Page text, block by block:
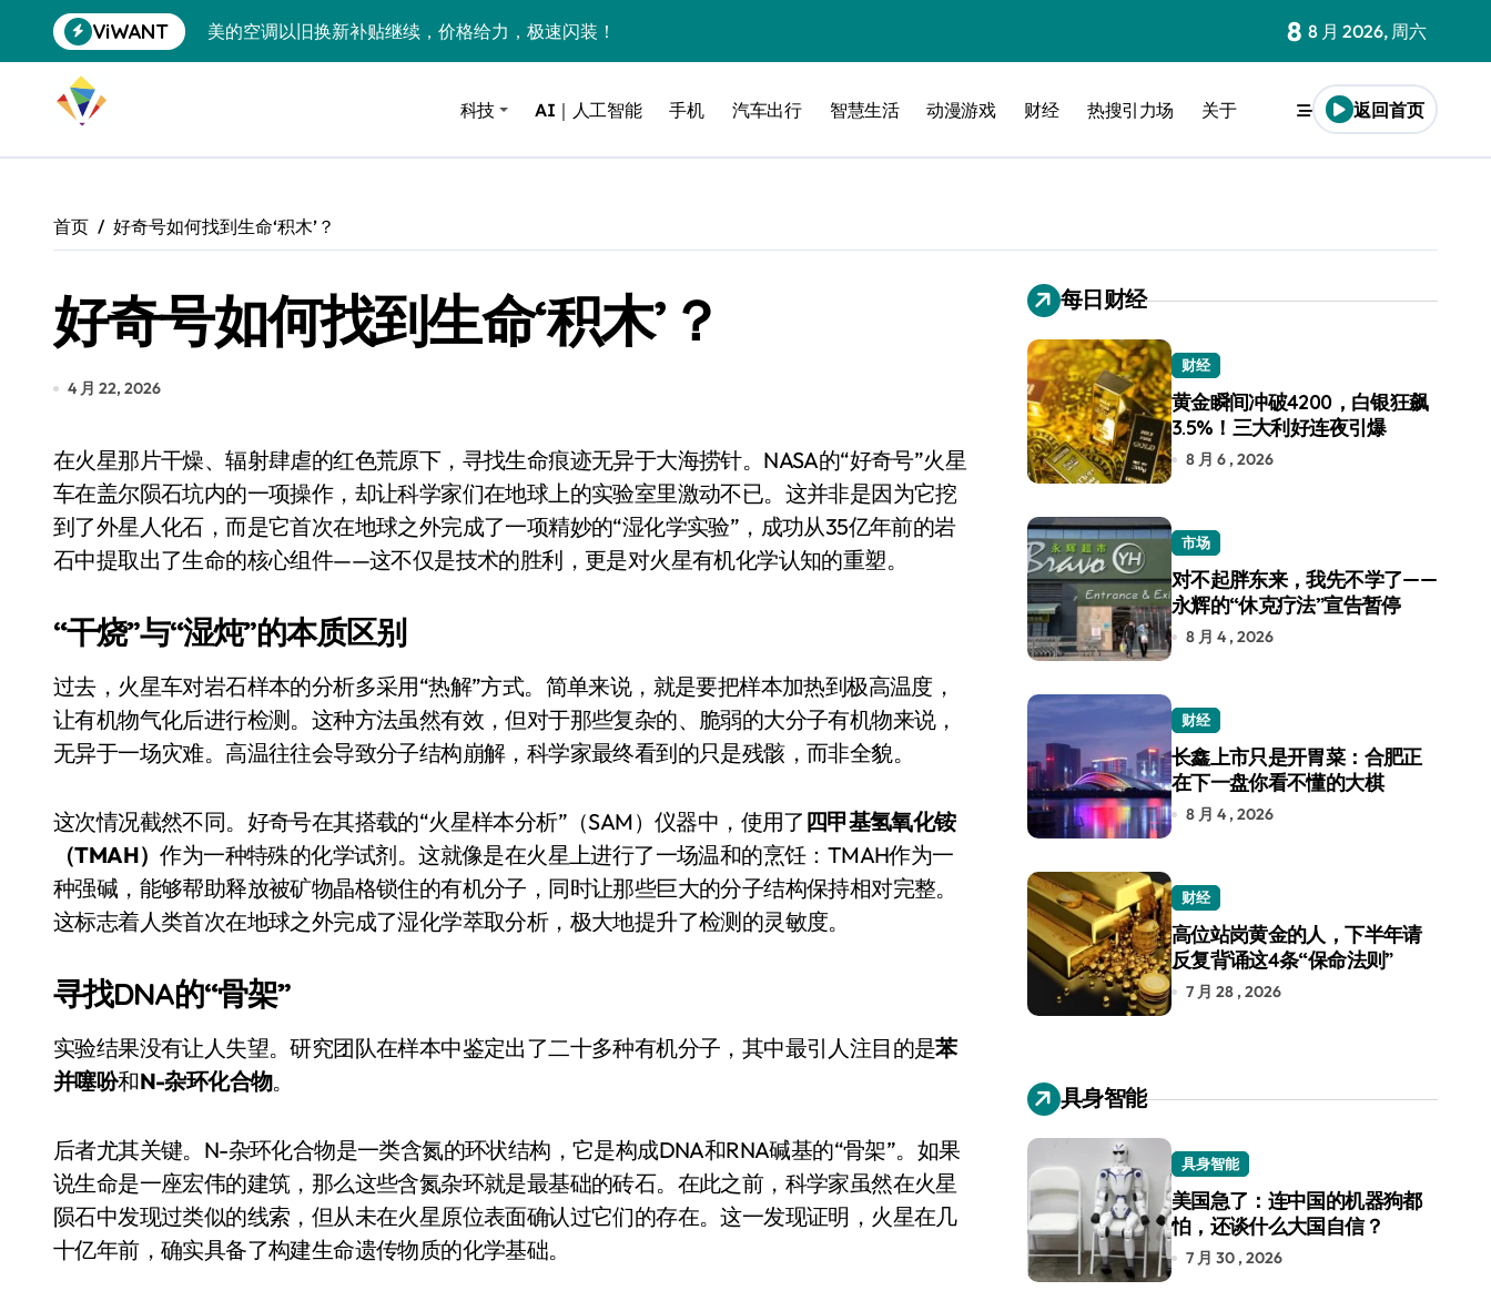
到
ViWANT
美的空调以旧换新补贴继续，价格给力，极速闪装！
黄金瞬间冲破4200，白银狂飙3.5%！三大利好连夜引爆
特斯拉中国卖第五，丰田一季净赚两个比亚迪——中国车企该醒醒了
Xbox七月大崩盘：裁员3200、卖工作室、网络瘫了，微软这次真急了
《我的世界》登陆Switch 2：画质大跃进，但鼠标操控才是真·杀手锏？
谷歌DeepMind创始人辞去CEO，但继续“垂帘听政”？
召回X9、合作大众遇冷、高端梦碎：小鹏的“多事之夏”
比Model 3便宜？不，比Model 3有面儿——试驾雷克萨斯ES 500e
550亿美金！沙特把EA买了，但背了200亿的债
别再用汽车USB给MacBook充电了！老司机教你3招真·快充
花钱买宝马，启动先看蜘蛛侠？”车主怒了：车内不是广告屏！
Windows 11家庭版和专业版，选错真的会后悔吗？
维修店最怕的“作死”操作：把手机塞冰箱，你中招了吗？
轻到忽略不计 大疆Mini 2S内录实测，值不值得冲？
从“卖电视”到“定规则”：海信拿下RGB-Mini LED全球话语权
国际首次！中国钙钛矿探测器太空“开箱”，一边探测射线一边光伏发电
小米涨价！K90跳上3099，小米17标准版逼近4800
长鑫上市只是开胃菜：合肥正在下一盘你看不懂的大棋
耳机低音像白开水？90%的人第一步就做错了
复古玩家狂喜：Anbernic第三次复刻GBA SP，情怀拉满
Xbox 360 游戏终于要登 PC，光盘党也能“以盘换数”了？
8 8 月 2026, 周六
科技 AI｜人工智能 手机 汽车出行 智慧生活 动漫游戏 财经 热搜引力场 关于 返回首页
首页 好奇号如何找到生命‘积木’？
好奇号如何找到生命‘积木’？
4 月 22, 2026
在火星那片干燥、辐射肆虐的红色荒原下，寻找生命痕迹无异于大海捞针。NASA的“好奇号”火星
车在盖尔陨石坑内的一项操作，却让科学家们在地球上的实验室里激动不已。这并非是因为它挖
到了外星人化石，而是它首次在地球之外完成了一项精妙的“湿化学实验”，成功从35亿年前的岩
石中提取出了生命的核心组件——这不仅是技术的胜利，更是对火星有机化学认知的重塑。
“干烧”与“湿炖”的本质区别
过去，火星车对岩石样本的分析多采用“热解”方式。简单来说，就是要把样本加热到极高温度，
让有机物气化后进行检测。这种方法虽然有效，但对于那些复杂的、脆弱的大分子有机物来说，
无异于一场灾难。高温往往会导致分子结构崩解，科学家最终看到的只是残骸，而非全貌。
这次情况截然不同。好奇号在其搭载的“火星样本分析”（SAM）仪器中，使用了 四甲基氢氧化铵
（TMAH）作为一种特殊的化学试剂。这就像是在火星上进行了一场温和的烹饪：TMAH作为一
种强碱，能够帮助释放被矿物晶格锁住的有机分子，同时让那些巨大的分子结构保持相对完整。
这标志着人类首次在地球之外完成了湿化学萃取分析，极大地提升了检测的灵敏度。
寻找DNA的“骨架”
实验结果没有让人失望。研究团队在样本中鉴定出了二十多种有机分子，其中最引人注目的是苯
并噻吩和N-杂环化合物。
后者尤其关键。N-杂环化合物是一类含氮的环状结构，它是构成DNA和RNA碱基的“骨架”。如果
说生命是一座宏伟的建筑，那么这些含氮杂环就是最基础的砖石。在此之前，科学家虽然在火星
陨石中发现过类似的线索，但从未在火星原位表面确认过它们的存在。这一发现证明，火星在几
十亿年前，确实具备了构建生命遗传物质的化学基础。
每日财经
财经
黄金瞬间冲破4200，白银狂飙
3.5%！三大利好连夜引爆
8 月 6 , 2026
市场
对不起胖东来，我先不学了——
永辉的“休克疗法”宣告暂停
8 月 4 , 2026
财经
长鑫上市只是开胃菜：合肥正
在下一盘你看不懂的大棋
8 月 4 , 2026
财经
高位站岗黄金的人，下半年请
反复背诵这4条“保命法则”
7 月 28 , 2026
具身智能
具身智能
美国急了：连中国的机器狗都
怕，还谈什么大国自信？
7 月 30 , 2026